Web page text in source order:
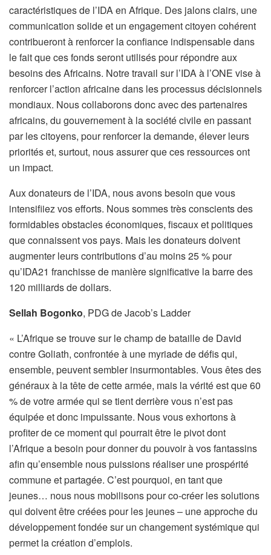
caractéristiques de l’IDA en Afrique. Des jalons clairs, une
communication solide et un engagement citoyen cohérent
contribueront à renforcer la confiance indispensable dans
le fait que ces fonds seront utilisés pour répondre aux
besoins des Africains. Notre travail sur l’IDA à l’ONE vise à
renforcer l’action africaine dans les processus décisionnels
mondiaux. Nous collaborons donc avec des partenaires
africains, du gouvernement à la société civile en passant
par les citoyens, pour renforcer la demande, élever leurs
priorités et, surtout, nous assurer que ces ressources ont
un impact.
Aux donateurs de l’IDA, nous avons besoin que vous
intensifiiez vos efforts. Nous sommes très conscients des
formidables obstacles économiques, fiscaux et politiques
que connaissent vos pays. Mais les donateurs doivent
augmenter leurs contributions d’au moins 25 % pour
qu’IDA21 franchisse de manière significative la barre des
120 milliards de dollars.
Sellah Bogonko, PDG de Jacob’s Ladder
« L’Afrique se trouve sur le champ de bataille de David
contre Goliath, confrontée à une myriade de défis qui,
ensemble, peuvent sembler insurmontables. Vous êtes des
généraux à la tête de cette armée, mais la vérité est que 60
% de votre armée qui se tient derrière vous n’est pas
équipée et donc impuissante. Nous vous exhortons à
profiter de ce moment qui pourrait être le pivot dont
l’Afrique a besoin pour donner du pouvoir à vos fantassins
afin qu’ensemble nous puissions réaliser une prospérité
commune et partagée. C’est pourquoi, en tant que
jeunes… nous nous mobilisons pour co-créer les solutions
qui doivent être créées pour les jeunes – une approche du
développement fondée sur un changement systémique qui
permet la création d’emplois.